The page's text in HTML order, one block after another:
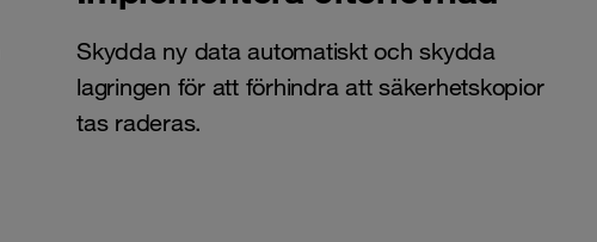
Skydda ny data automatiskt och skydda
lagringen för att förhindra att säkerhetskopior
tas raderas.